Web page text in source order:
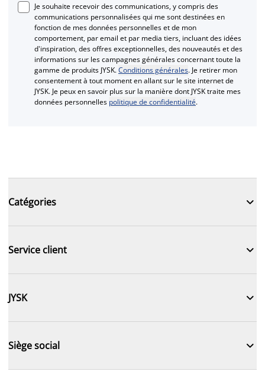
Je souhaite recevoir des communications, y compris des
communications personnalisées qui me sont destinées en
fonction de mes données personnelles et de mon
comportement, par email et par media tiers, incluant des idées
d'inspiration, des offres exceptionnelles, des nouveautés et des
informations sur les campagnes générales concernant toute la
gamme de produits JYSK.Conditions générales. Je retirer mon
consentement à tout moment en allant sur le site internet de
JYSK. Je peux en savoir plus sur la manière dont JYSK traite mes
données personnelles politique de confidentialité.
Catégories 
Service client 
JYSK 
Siège social 